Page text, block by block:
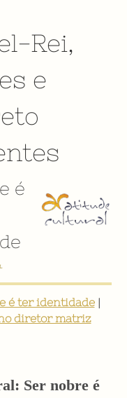
Rei,
e
é
é ter identidade|
diretor matriz
Ser nobre é